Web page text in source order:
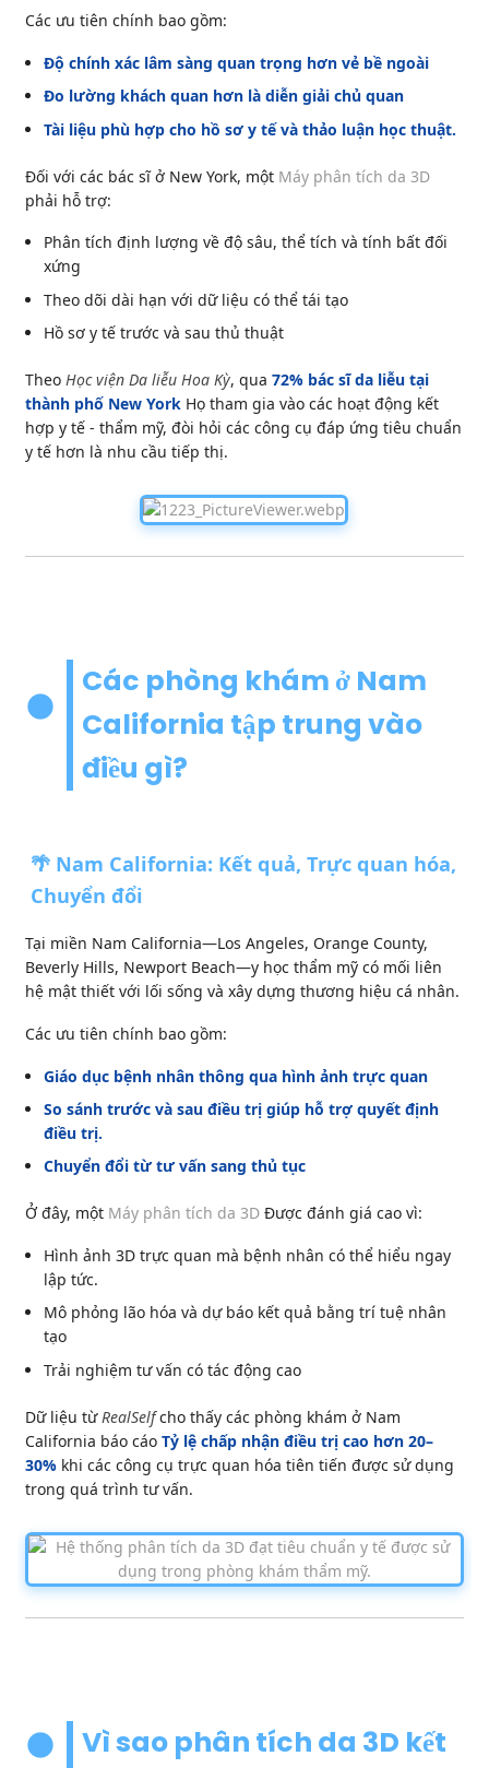
Các ưu tiên chính bao gồm:
Độ chính xác lâm sàng quan trọng hơn vẻ bề ngoài
Đo lường khách quan hơn là diễn giải chủ quan
Tài liệu phù hợp cho hồ sơ y tế và thảo luận học thuật.
Đối với các bác sĩ ở New York, một Máy phân tích da 3D
phải hỗ trợ:
Phân tích định lượng về độ sâu, thể tích và tính bất đối
xứng
Theo dõi dài hạn với dữ liệu có thể tái tạo
Hồ sơ y tế trước và sau thủ thuật
Theo Học viện Da liễu Hoa Kỳ, qua 72% bác sĩ da liễu tại
thành phố New YorkHọ tham gia vào các hoạt động kết
hợp y tế - thẩm mỹ, đòi hỏi các công cụ đáp ứng tiêu chuẩn
y tế hơn là nhu cầu tiếp thị.
Các phòng khám ở Nam
California tập trung vào
điều gì?
🌴 Nam California: Kết quả, Trực quan hóa,
Chuyển đổi
Tại miền Nam California—Los Angeles, Orange County,
Beverly Hills, Newport Beach—y học thẩm mỹ có mối liên
hệ mật thiết với lối sống và xây dựng thương hiệu cá nhân.
Các ưu tiên chính bao gồm:
Giáo dục bệnh nhân thông qua hình ảnh trực quan
So sánh trước và sau điều trị giúp hỗ trợ quyết định
điều trị.
Chuyển đổi từ tư vấn sang thủ tục
Ở đây, một Máy phân tích da 3DĐược đánh giá cao vì:
Hình ảnh 3D trực quan mà bệnh nhân có thể hiểu ngay
lập tức.
Mô phỏng lão hóa và dự báo kết quả bằng trí tuệ nhân
tạo
Trải nghiệm tư vấn có tác động cao
Dữ liệu từRealSelfcho thấy các phòng khám ở Nam
California báo cáo Tỷ lệ chấp nhận điều trị cao hơn 20–
30%khi các công cụ trực quan hóa tiên tiến được sử dụng
trong quá trình tư vấn.
Vì sao phân tích da 3D kết